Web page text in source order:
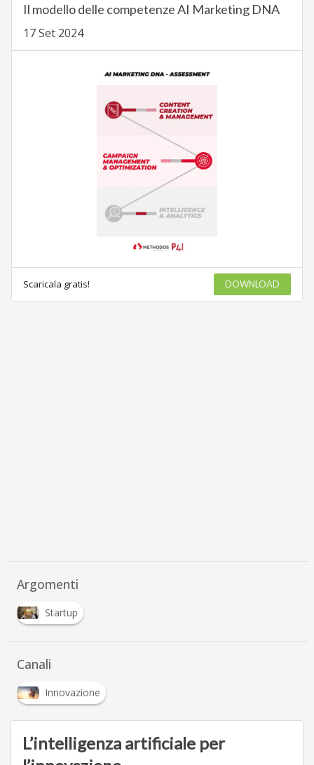
Il modello delle competenze AI Marketing DNA
17 Set 2024
Scaricala gratis! DOWNLOAD
Argomenti
Startup
Canali
Innovazione
L’intelligenza artificiale per